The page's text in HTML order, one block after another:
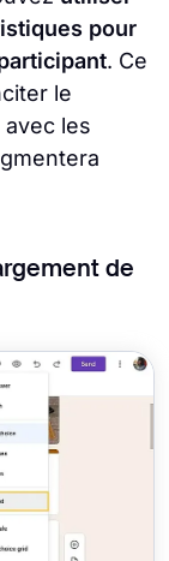
pour
. Ce
le
les
de